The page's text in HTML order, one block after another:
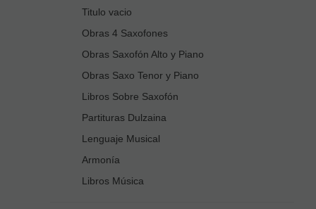
Titulo vacio
Obras 4 Saxofones
Obras Saxofón Alto y Piano
Obras Saxo Tenor y Piano
Libros Sobre Saxofón
Partituras Dulzaina
Lenguaje Musical
Armonía
Libros Música